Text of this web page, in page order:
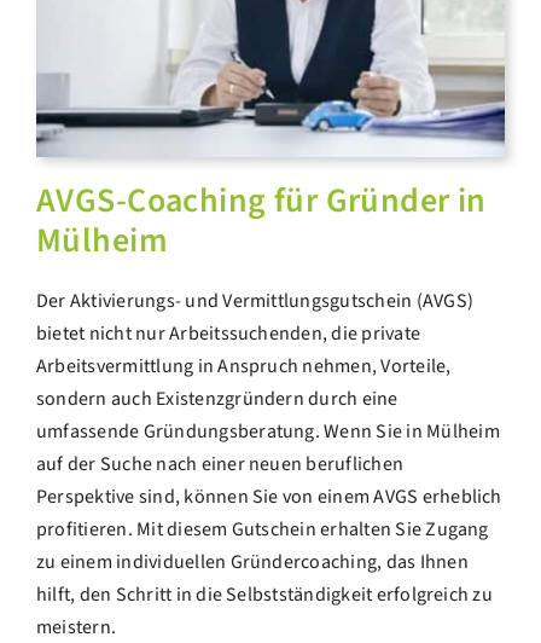
AVGS-Coaching für Gründer in
Mülheim
Der Aktivierungs- und Vermittlungsgutschein (AVGS)
bietet nicht nur Arbeitssuchenden, die private
Arbeitsvermittlung in Anspruch nehmen, Vorteile,
sondern auch Existenzgründern durch eine
umfassende Gründungsberatung. Wenn Sie in Mülheim
auf der Suche nach einer neuen beruflichen
Perspektive sind, können Sie von einem AVGS erheblich
profitieren. Mit diesem Gutschein erhalten Sie Zugang
zu einem individuellen Gründercoaching, das Ihnen
hilft, den Schritt in die Selbstständigkeit erfolgreich zu
meistern.